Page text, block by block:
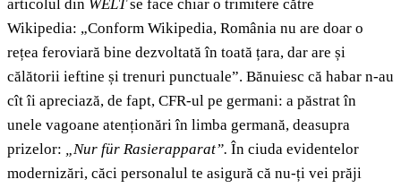
articolul din WELTse face chiar o trimitere către
Wikipedia: „Conform Wikipedia, România nu are doar o
rețea feroviară bine dezvoltată în toată țara, dar are și
călătorii ieftine și trenuri punctuale”. Bănuiesc că habar n-au
cît îi apreciază, de fapt, CFR-ul pe germani: a păstrat în
unele vagoane atenționări în limba germană, deasupra
prizelor: „Nur für Rasierapparat”. În ciuda evidentelor
modernizări, căci personalul te asigură că nu-ți vei prăji